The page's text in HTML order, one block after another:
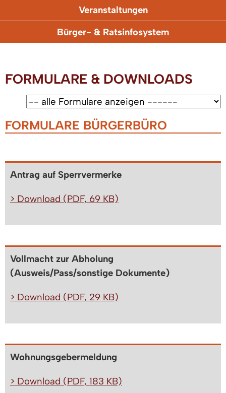
Veranstaltungen
Bürger- & Ratsinfosystem
FORMULARE & DOWNLOADS
FORMULARE BÜRGERBÜRO
Antrag auf Sperrvermerke
> Download (PDF, 69 KB)
Vollmacht zur Abholung
(Ausweis/Pass/sonstige Dokumente)
> Download (PDF, 29 KB)
Wohnungsgebermeldung
> Download (PDF, 183 KB)